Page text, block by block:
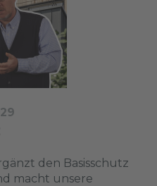
den Basisschutz
macht unsere